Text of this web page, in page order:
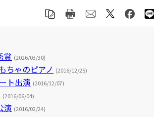
賞 (2026/03/30)
ちゃのピアノ (2016/12/25)
ト出演 (2016/12/07)
(2016/06/04)
演 (2016/02/24)